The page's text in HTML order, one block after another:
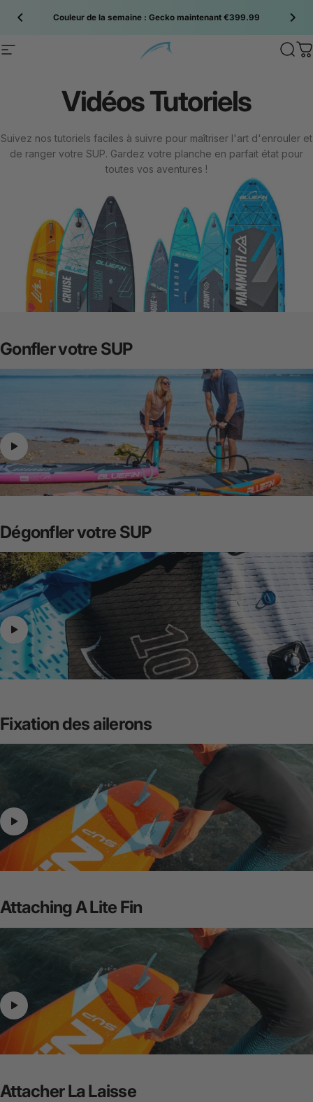
Couleur de la semaine : Gecko maintenant €399.99
Site navigation Bluefin SUP
VidéosTutoriels
Suivez nos tutoriels faciles à suivre pour maîtriser l'art d'enrouler et
de ranger votre SUP. Gardez votre planche en parfait état pour
toutes vos aventures !
Gonflervotre SUP
Dégonflervotre SUP
Fixation des ailerons
AttachingALite Fin
AttacherLa Laisse